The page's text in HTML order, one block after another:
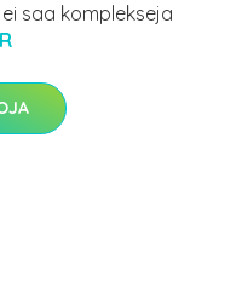
saa komplekseja